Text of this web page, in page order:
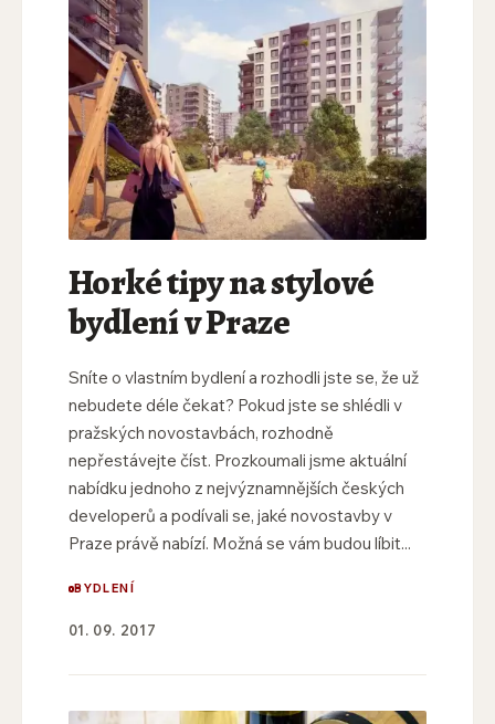
Horké tipy na stylové
bydlení v Praze
Sníte o vlastním bydlení a rozhodli jste se, že už
nebudete déle čekat? Pokud jste se shlédli v
pražských novostavbách, rozhodně
nepřestávejte číst. Prozkoumali jsme aktuální
nabídku jednoho z nejvýznamnějších českých
developerů a podívali se, jaké novostavby v
Praze právě nabízí. Možná se vám budou líbit...
BYDLENÍ
01. 09. 2017